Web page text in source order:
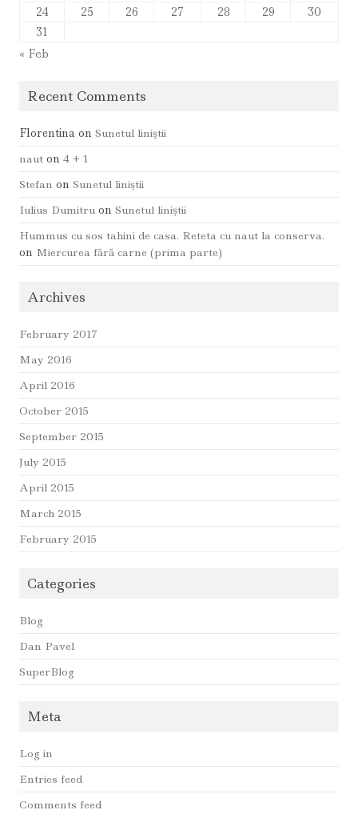
24
25 26 27 28 29
30
31
« Feb
Recent Comments
Florentina on Sunetul liniştii
naut on 4 + 1
Stefan on Sunetul liniştii
Iulius Dumitru on Sunetul liniştii
Hummus cu sos tahini de casa. Reteta cu naut la conserva.
on Miercurea fără carne (prima parte)
Archives
February 2017
May 2016
April 2016
October 2015
September 2015
July 2015
April 2015
March 2015
February 2015
Categories
Blog
Dan Pavel
SuperBlog
Meta
Log in
Entries feed
Comments feed